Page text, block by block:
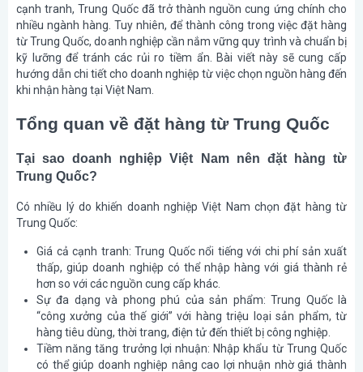
cạnh tranh, Trung Quốc đã trở thành nguồn cung ứng chính cho
nhiều ngành hàng. Tuy nhiên, để thành công trong việc đặt hàng
từ Trung Quốc, doanh nghiệp cần nắm vững quy trình và chuẩn bị
kỹ lưỡng để tránh các rủi ro tiềm ẩn. Bài viết này sẽ cung cấp
hướng dẫn chi tiết cho doanh nghiệp từ việc chọn nguồn hàng đến
khi nhận hàng tại Việt Nam.
Tổng quan về đặt hàng từ Trung Quốc
Tại sao doanh nghiệp Việt Nam nên đặt hàng từ
Trung Quốc?
Có nhiều lý do khiến doanh nghiệp Việt Nam chọn đặt hàng từ
Trung Quốc:
Giá cả cạnh tranh: Trung Quốc nổi tiếng với chi phí sản xuất
thấp, giúp doanh nghiệp có thể nhập hàng với giá thành rẻ
hơn so với các nguồn cung cấp khác.
Sự đa dạng và phong phú của sản phẩm: Trung Quốc là
“công xưởng của thế giới” với hàng triệu loại sản phẩm, từ
hàng tiêu dùng, thời trang, điện tử đến thiết bị công nghiệp.
Tiềm năng tăng trưởng lợi nhuận: Nhập khẩu từ Trung Quốc
có thể giúp doanh nghiệp nâng cao lợi nhuận nhờ giá thành